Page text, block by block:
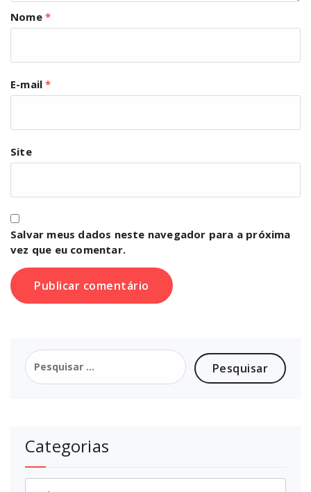
Nome *
E-mail*
Site
Salvar meus dados neste navegador para a próxima
vez que eu comentar.
Pesquisar
por:
Categorias
Categorias